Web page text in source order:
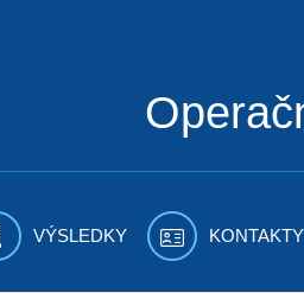
VÝSLEDKY KONTAKTY